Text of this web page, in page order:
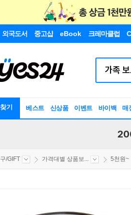
외국도서 중고샵 eBook 크레마클럽
기 베스트 신상품 이벤트 바이백 매
/GIFT 가격대별 상품보... 5천원~